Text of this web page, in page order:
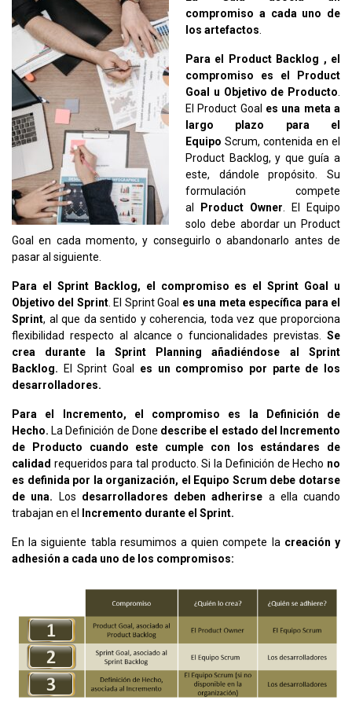
compromiso a cada uno de
los artefactos
Para el Product Backlog , el
compromiso es el Product
Goal u Objetivo de Producto
El Product Goal es una meta a
largo plazo para el
Equipo Scrum, contenida en el
Product Backlog, y que guía a
este, dándole propósito. Su
formulación compete
al Product Owner . El Equipo
solo debe abordar un Product
Goal en cada momento, y conseguirlo o abandonarlo antes de
pasar al siguiente.
Para el Sprint Backlog, el compromiso es el Sprint Goal u
Objetivo del Sprint. El Sprint Goal es una meta específica para el
Sprint, al que da sentido y coherencia, toda vez que proporciona
flexibilidad respecto al alcance o funcionalidades previstas.
Se
crea durante la Sprint Planning añadiéndose al Sprint
Backlog. El Sprint Goal es un compromiso por parte de los
desarrolladores.
Para el Incremento, el compromiso es la Definición de
Hecho. La Definición de Done describe el estado del Incremento
de Producto cuando este cumple con los estándares de
calidad requeridos para tal producto. Si la Definición de Hecho no
es definida por la organización, el Equipo Scrum debe dotarse
de una. Los desarrolladores deben adherirse a ella cuando
trabajan en el Incremento durante el Sprint.
En la siguiente tabla resumimos a quien compete la creación y
adhesión a cada uno de los compromisos: